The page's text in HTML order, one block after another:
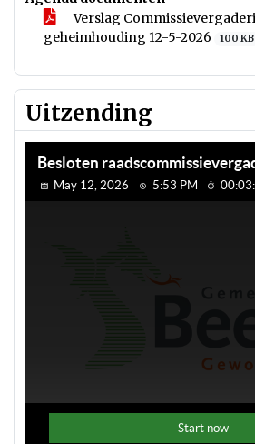
Verslag
geheimhouding 12-5-2026
100 KB
Uitzending